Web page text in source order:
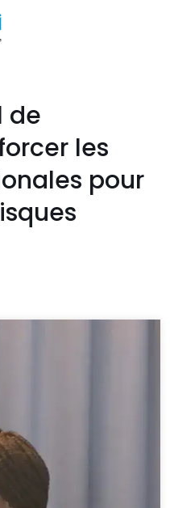
de
les
pour